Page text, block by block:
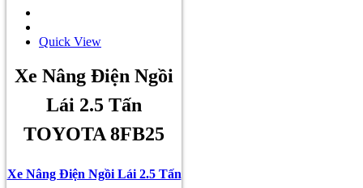
Quick View
Xe Nâng Điện Ngồi
Lái 2.5 Tấn
TOYOTA 8FB25
Xe Nâng Điện Ngồi Lái 2.5 Tấn